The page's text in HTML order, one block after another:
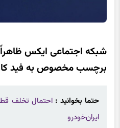
شبکه اجتماعی ایکس ظاهراً
برچسب مخصوص به فید
حتما بخوانید :احتمال تخلف
ایران‌‌خودرو